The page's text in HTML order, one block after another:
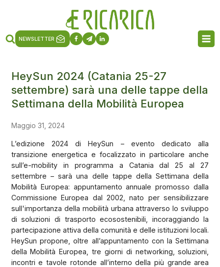
NEWSLETTER
HeySun 2024 (Catania 25-27
settembre) sarà una delle tappe della
Settimana della Mobilità Europea
Maggio 31, 2024
L’edizione 2024 di HeySun – evento dedicato alla
transizione energetica e focalizzato in particolare anche
sull’e-mobility in programma a Catania dal 25 al 27
settembre – sarà una delle tappe della Settimana della
Mobilità Europea: appuntamento annuale promosso dalla
Commissione Europea dal 2002, nato per sensibilizzare
sull'importanza della mobilità urbana attraverso lo sviluppo
di soluzioni di trasporto ecosostenibili, incoraggiando la
partecipazione attiva della comunità e delle istituzioni locali.
HeySun propone, oltre all’appuntamento con la Settimana
della Mobilità Europea, tre giorni di networking, soluzioni,
incontri e tavole rotonde all’interno della più grande area